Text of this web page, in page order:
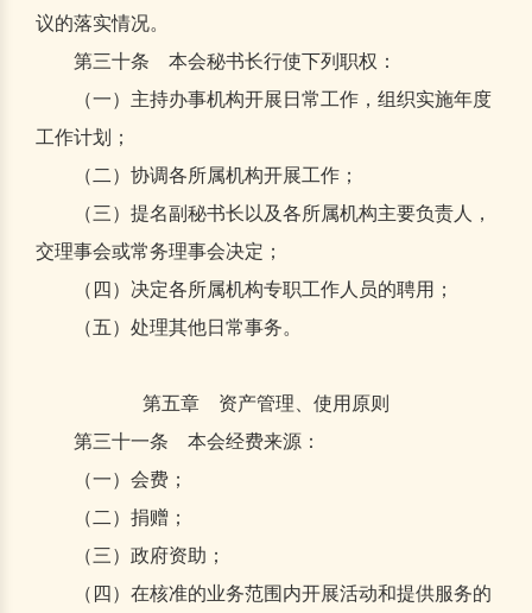
议的落实情况。
第三十条 本会秘书长行使下列职权：
（一）主持办事机构开展日常工作，组织实施年度
工作计划；
（二）协调各所属机构开展工作；
（三）提名副秘书长以及各所属机构主要负责人，
交理事会或常务理事会决定；
（四）决定各所属机构专职工作人员的聘用；
（五）处理其他日常事务。
第五章 资产管理、使用原则
第三十一条 本会经费来源：
（一）会费；
（二）捐赠；
（三）政府资助；
（四）在核准的业务范围内开展活动和提供服务的